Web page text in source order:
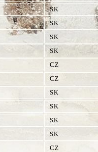
SK
SK
SK
SK
CZ
CZ
SK
SK
SK
SK
CZ